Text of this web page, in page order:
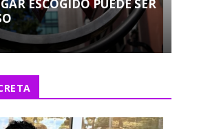
ESCOGIDO PUEDE SER